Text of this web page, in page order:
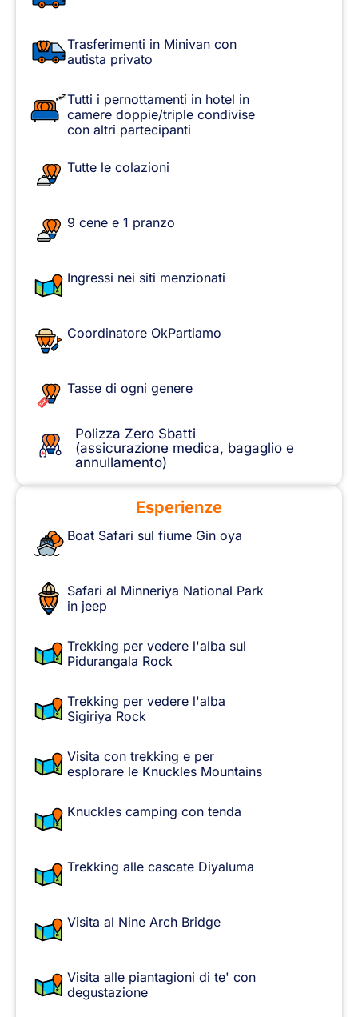
Trasferimenti in Minivan con
autista privato
Tutti i pernottamenti in hotel in
camere doppie/triple condivise
con altri partecipanti
Tutte le colazioni
9 cene e 1 pranzo
Ingressi nei siti menzionati
Coordinatore OkPartiamo
Tasse di ogni genere
Polizza Zero Sbatti
(assicurazione medica, bagaglio e
annullamento)
Esperienze
Boat Safari sul fiume Gin oya
Safari al Minneriya National Park
in jeep
Trekking per vedere l'alba sul
Pidurangala Rock
Trekking per vedere l'alba
Sigiriya Rock
Visita con trekking e per
esplorare le Knuckles Mountains
Knuckles camping con tenda
Trekking alle cascate Diyaluma
Visita al Nine Arch Bridge
Visita alle piantagioni di te' con
degustazione